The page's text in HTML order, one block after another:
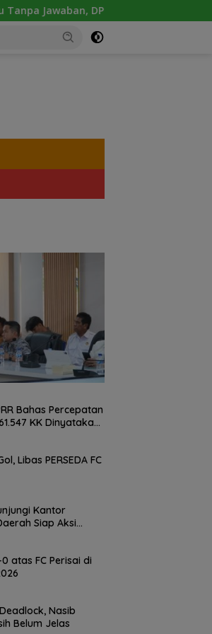
Sumut Ancam Gelar Aksi Damai Di
Bahas Percepatan
KK Dinyatakan
Libas PERSEDA FC
Kantor
Siap Aksi
0 atas FC Perisai di
Nasib